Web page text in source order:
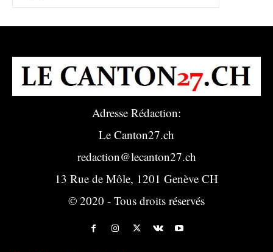
Adresse Rédaction:
Le Canton27.ch
redaction@lecanton27.ch
13 Rue de Môle, 1201 Genève CH
© 2020 - Tous droits réservés